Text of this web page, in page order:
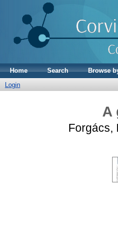
Home Search Browse
Login
A
Forgács,